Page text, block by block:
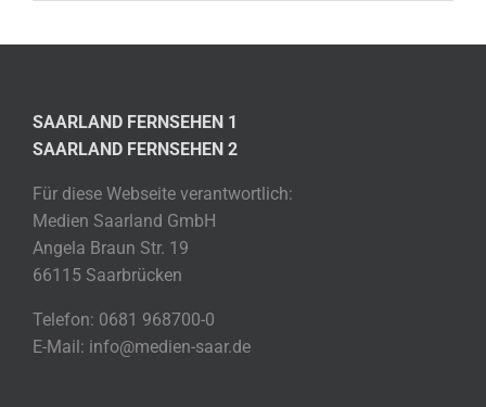
SAARLAND FERNSEHEN 1
SAARLAND FERNSEHEN 2
Für diese Webseite verantwortlich:
Medien Saarland GmbH
Angela Braun Str. 19
66115 Saarbrücken
Telefon: 0681 968700-0
E-Mail: info@medien-saar.de